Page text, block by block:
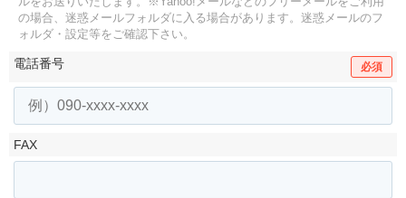
の場合、迷惑メールフォルダに入る場合があります。 迷惑メールのフ
ォルダ・設定等をご確認下さい。
電話番号 必須
FAX